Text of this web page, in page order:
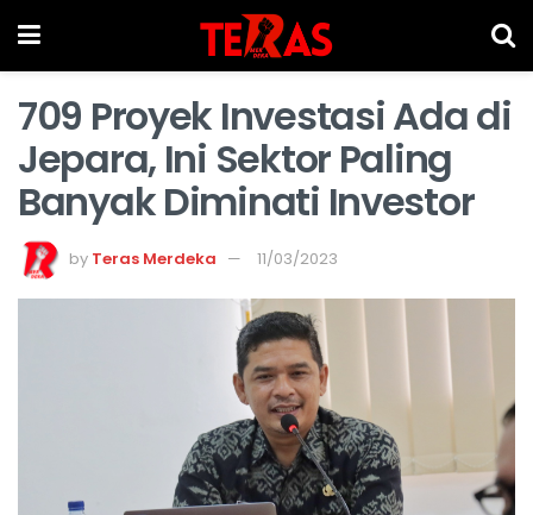
709 Proyek Investasi Ada di
Jepara, Ini Sektor Paling
Banyak Diminati Investor
by Teras Merdeka 11/03/2023